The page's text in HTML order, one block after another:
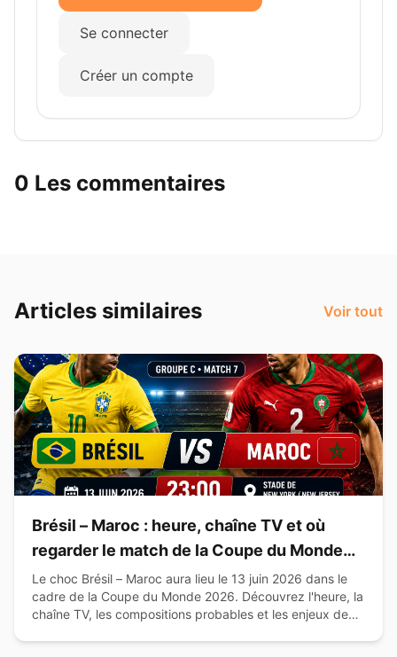
Se connecter
Créer un compte
0 Les commentaires
Articles similaires Voir tout
Brésil – Maroc : heure, chaîne TV et où
regarder le match de la Coupe du Monde
2026
Le choc Brésil – Maroc aura lieu le 13 juin 2026 dans le
cadre de la Coupe du Monde 2026. Découvrez l'heure, la
chaîne TV, les compositions probables et les enjeux de